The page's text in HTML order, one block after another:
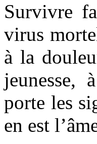
Survivre
virus
à la
jeunesse,
porte les
en est